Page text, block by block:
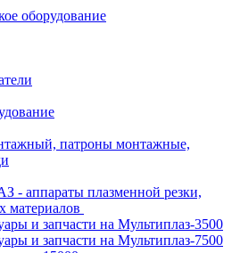
оборудование
патроны монтажные,
аппараты плазменной резки,
материалов
и запчасти на Мультиплаз-3500
и запчасти на Мультиплаз-7500